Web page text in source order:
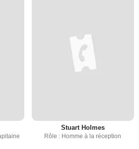
Stuart Holmes
Rôle : Homme à la réception